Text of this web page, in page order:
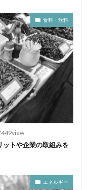
食料・飲料
ットや企業の取組みを
エネルギー